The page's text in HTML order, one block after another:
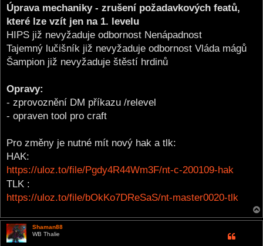
Úprava mechaniky - zrušení požadavkových featů,
které lze vzít jen na 1. levelu
HIPS již nevyžaduje odbornost Nenápadnost
Tajemný lučišník již nevyžaduje odbornost Vláda mágů
Šampion již nevyžaduje štěstí hrdinů
Opravy:
- zprovoznění DM příkazu /relevel
- opraven tool pro craft
Pro změny je nutné mít nový hak a tlk:
HAK:
https://uloz.to/file/Pgdy4R44Wm3F/nt-c-200109-hak
TLK :
https://uloz.to/file/bOkKo7DReSaS/nt-master0020-tlk
Shaman88
WB Thalie